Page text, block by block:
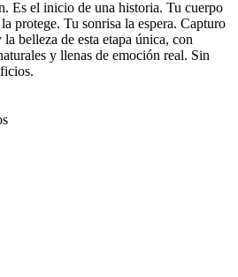
Es el inicio de una historia. Tu cuerpo
protege. Tu sonrisa la espera. Capturo
belleza de esta etapa única, con
y llenas de emoción real. Sin